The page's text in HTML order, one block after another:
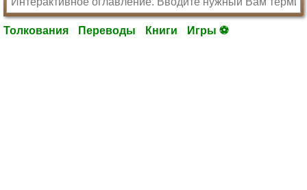
Толкования Переводы Книги Игры ⚽